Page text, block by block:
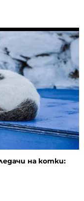
на котки: